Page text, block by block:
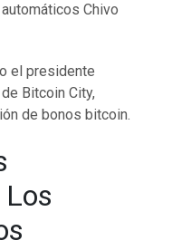
Chivo
el presidente
Bitcoin City,
de bonos bitcoin.